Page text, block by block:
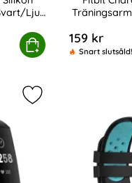
Ljus
Köp 159 kr
Snart slutsåld!
Fitbit Charge
Markera fitbit